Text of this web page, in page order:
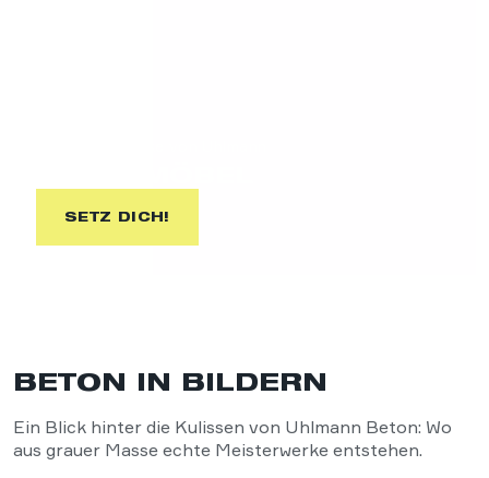
SETZ DICH!
BETON IN BILDERN
Ein Blick hinter die Kulissen von Uhlmann Beton: Wo
aus grauer Masse echte Meisterwerke entstehen.